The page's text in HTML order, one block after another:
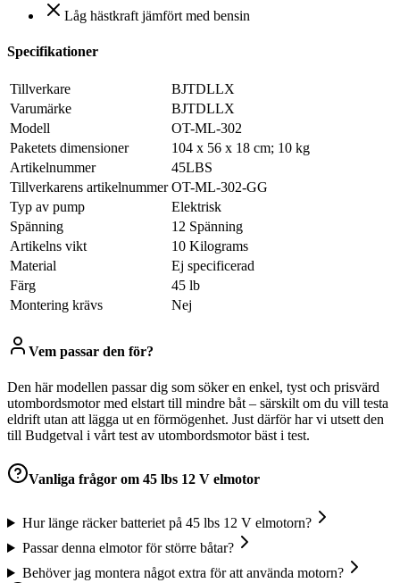
Låg hästkraft jämfört med bensin
Specifikationer
Tillverkare
‎BJTDLLX
Varumärke
‎BJTDLLX
Modell
‎OT-ML-302
Paketets dimensioner
‎104 x 56 x 18 cm; 10 kg
Artikelnummer
‎45LBS
Tillverkarens artikelnummer ‎OT-ML-302-GG
Typ av pump
‎Elektrisk
Spänning
‎12 Spänning
Artikelns vikt
‎10 Kilograms
Material
‎Ej specificerad
Färg
‎45 lb
Montering krävs
‎Nej
Vem passar den för?
Den här modellen passar dig som söker en enkel, tyst och prisvärd
utombordsmotor med elstart till mindre båt – särskilt om du vill testa
eldrift utan att lägga ut en förmögenhet. Just därför har vi utsett den
till Budgetval i vårt test av utombordsmotor bäst i test.
Vanliga frågor om 45 lbs 12 V elmotor
Hur länge räcker batteriet på 45 lbs 12 V elmotorn?
Passar denna elmotor för större båtar?
Behöver jag montera något extra för att använda motorn?